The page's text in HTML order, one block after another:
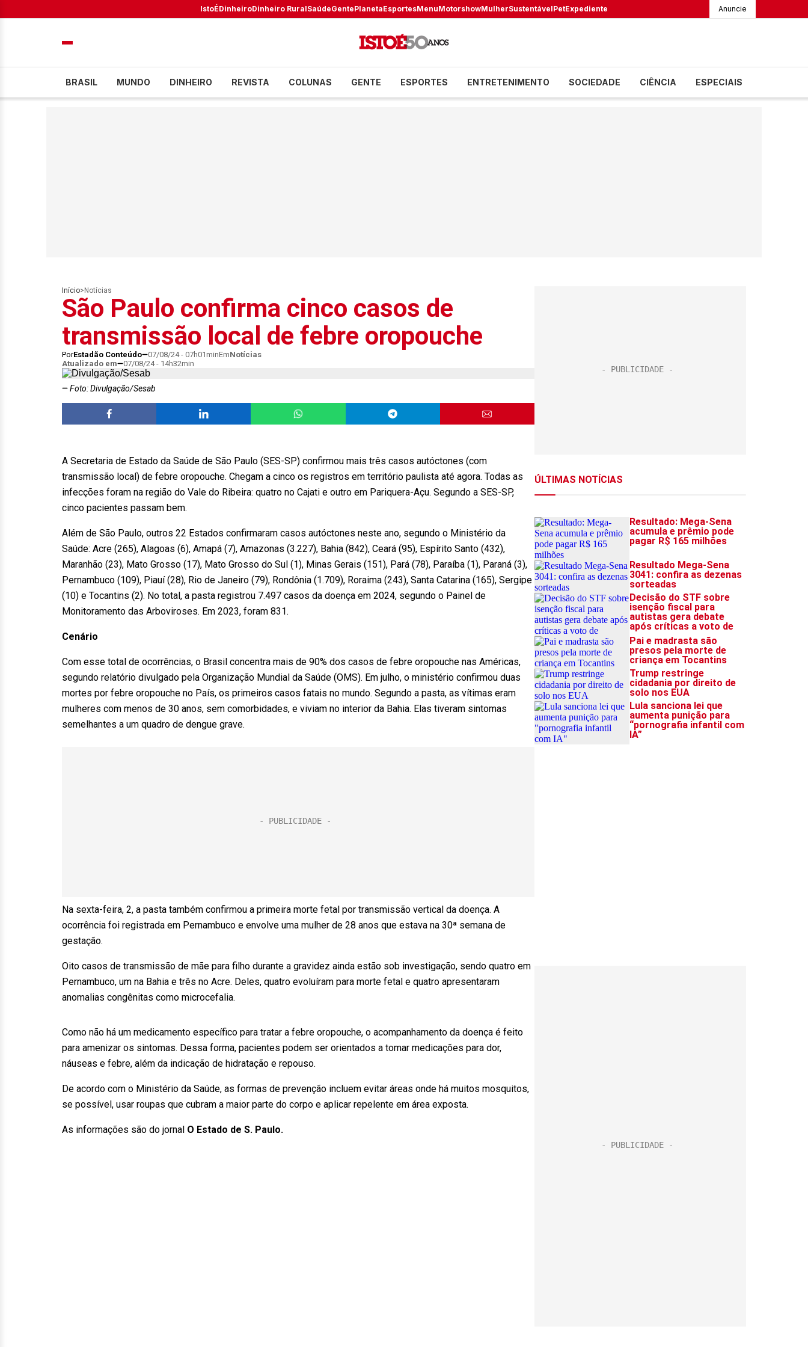
IstoÉDinheiroDinheiro RuralSaúdeGentePlanetaEsportesMenuMotorshowMulherSustentávelPetExpediente Anuncie
BRASIL MUNDO DINHEIRO REVISTA COLUNAS GENTE ESPORTES ENTRETENIMENTO SOCIEDADE CIÊNCIA ESPECIAIS
Início> Notícias
São Paulo confirma cinco casos de
transmissão local de febre oropouche
PorEstadão Conteúdo 07/08/24 - 07h01minEmNotícias
Atualizado em
07/08/24 - 14h32min
Foto: Divulgação/Sesab
A Secretaria de Estado da Saúde de São Paulo (SES-SP) confirmou mais três casos autóctones (com
transmissão local) de febre oropouche. Chegam a cinco os registros em território paulista até agora. Todas as
infecções foram na região do Vale do Ribeira: quatro no Cajati e outro em Pariquera-Açu. Segundo a SES-SP,
cinco pacientes passam bem.
Além de São Paulo, outros 22 Estados confirmaram casos autóctones neste ano, segundo o Ministério da
Saúde: Acre (265), Alagoas (6), Amapá (7), Amazonas (3.227), Bahia (842), Ceará (95), Espírito Santo (432),
Maranhão (23), Mato Grosso (17), Mato Grosso do Sul (1), Minas Gerais (151), Pará (78), Paraíba (1), Paraná (3),
Pernambuco (109), Piauí (28), Rio de Janeiro (79), Rondônia (1.709), Roraima (243), Santa Catarina (165), Sergipe
(10) e Tocantins (2). No total, a pasta registrou 7.497 casos da doença em 2024, segundo o Painel de
Monitoramento das Arboviroses. Em 2023, foram 831.
Cenário
Com esse total de ocorrências, o Brasil concentra mais de 90% dos casos de febre oropouche nas Américas,
segundo relatório divulgado pela Organização Mundial da Saúde (OMS). Em julho, o ministério confirmou duas
mortes por febre oropouche no País, os primeiros casos fatais no mundo. Segundo a pasta, as vítimas eram
mulheres com menos de 30 anos, sem comorbidades, e viviam no interior da Bahia. Elas tiveram sintomas
semelhantes a um quadro de dengue grave.
Na sexta-feira, 2, a pasta também confirmou a primeira morte fetal por transmissão vertical da doença. A
ocorrência foi registrada em Pernambuco e envolve uma mulher de 28 anos que estava na 30ª semana de
gestação.
Oito casos de transmissão de mãe para filho durante a gravidez ainda estão sob investigação, sendo quatro em
Pernambuco, um na Bahia e três no Acre. Deles, quatro evoluíram para morte fetal e quatro apresentaram
anomalias congênitas como microcefalia.
Como não há um medicamento específico para tratar a febre oropouche, o acompanhamento da doença é feito
para amenizar os sintomas. Dessa forma, pacientes podem ser orientados a tomar medicações para dor,
náuseas e febre, além da indicação de hidratação e repouso.
De acordo com o Ministério da Saúde, as formas de prevenção incluem evitar áreas onde há muitos mosquitos,
se possível, usar roupas que cubram a maior parte do corpo e aplicar repelente em área exposta.
As informações são do jornal O Estado de S. Paulo.